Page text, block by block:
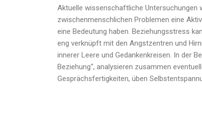
Aktuelle wissenschaftliche Untersuchungen
zwischenmenschlichen Problemen eine
eine Bedeutung haben. Beziehungsstress
eng verknüpft mit den Angstzentren und
innerer Leere und Gedankenkreisen. In der
Beziehung“, analysieren zusammen
Gesprächsfertigkeiten, üben